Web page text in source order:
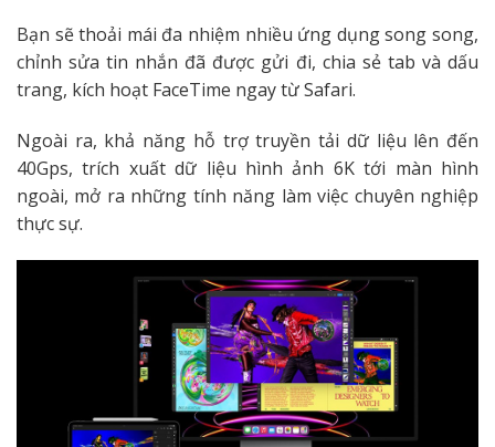
Bạn sẽ thoải mái đa nhiệm nhiều ứng dụng song song,
chỉnh sửa tin nhắn đã được gửi đi, chia sẻ tab và dấu
trang, kích hoạt FaceTime ngay từ Safari.
Ngoài ra, khả năng hỗ trợ truyền tải dữ liệu lên đến
40Gps, trích xuất dữ liệu hình ảnh 6K tới màn hình
ngoài, mở ra những tính năng làm việc chuyên nghiệp
thực sự.